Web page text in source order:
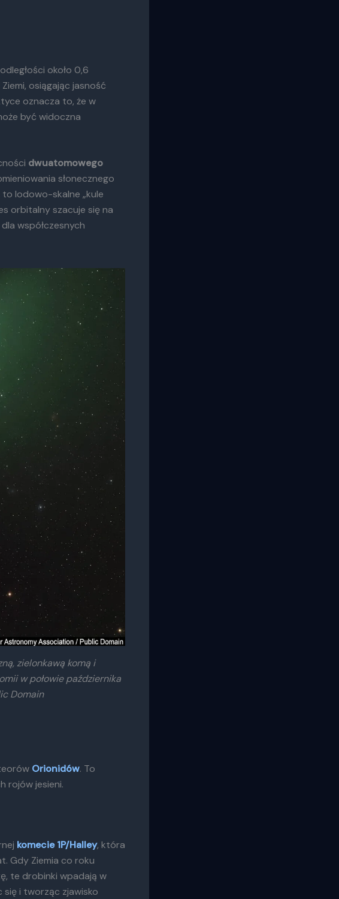
około 0,6
osiągając jasność
oznacza to, że w
być widoczna
dwuatomowego
słonecznego
to lodowo-skalne „kule
orbitalny szacuje się na
współczesnych
zielonkawą komą i
w połowie października
Domain
Orionidów. To
rojów jesieni.
komecie 1P/Halley, która
Gdy Ziemia co roku
te drobinki wpadają w
się i tworząc zjawisko